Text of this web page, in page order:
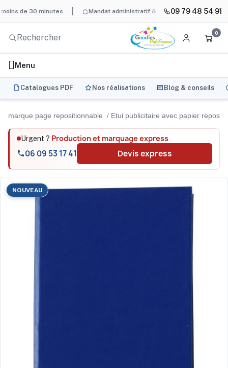
30 minutes Mandat administratif & Chorus Pro BAT
09 79 48 54 91
0
Menu
Catalogues PDF Nos réalisations Blog & conseils
marque page repositionnable Etui publicitaire avec papier
Urgent ? Production et marquage express
06 09 53 17 41 Devis express
NOUVEAU